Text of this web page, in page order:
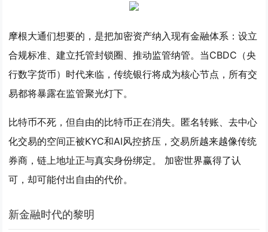
摩根大通们想要的，是把加密资产纳入现有金融体系：设立
合规标准、建立托管封锁圈、推动监管纳管。当CBDC（央
行数字货币）时代来临，传统银行将成为核心节点，所有交
易都将暴露在监管聚光灯下。
比特币不死，但自由的比特币正在消失。匿名转账、去中心
化交易的空间正被KYC和AI风控挤压，交易所越来越像传统
券商，链上地址正与真实身份绑定。 加密世界赢得了认
可，却可能付出自由的代价。
新金融时代的黎明